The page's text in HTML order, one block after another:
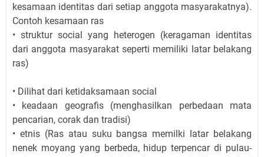
kesamaan identitas dari setiap anggota masyarakatnya).
Contoh kesamaan ras
• struktur social yang heterogen (keragaman identitas
dari anggota masyarakat seperti memiliki latar belakang
ras)
• Dilihat dari ketidaksamaan social
• keadaan geografis (menghasilkan perbedaan mata
pencarian, corak dan tradisi)
• etnis (Ras atau suku bangsa memilki latar belakang
nenek moyang yang berbeda, hidup terpencar di pulau-